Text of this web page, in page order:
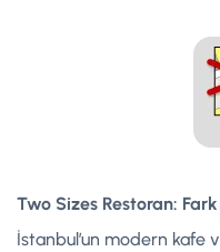
Two Sizes Restoran:
İstanbul’un modern kafe